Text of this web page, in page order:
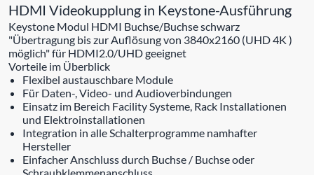
HDMI Videokupplung in Keystone-Ausführung
Keystone Modul HDMI Buchse/Buchse schwarz
"Übertragung bis zur Auflösung von 3840x2160 (UHD 4K )
möglich" für HDMI2.0/UHD geeignet
Vorteile im Überblick
Flexibel austauschbare Module
Für Daten-, Video- und Audioverbindungen
Einsatz im Bereich Facility Systeme, Rack Installationen
und Elektroinstallationen
Integration in alle Schalterprogramme namhafter
Hersteller
Einfacher Anschluss durch Buchse / Buchse oder
Schraubklemmenanschluss